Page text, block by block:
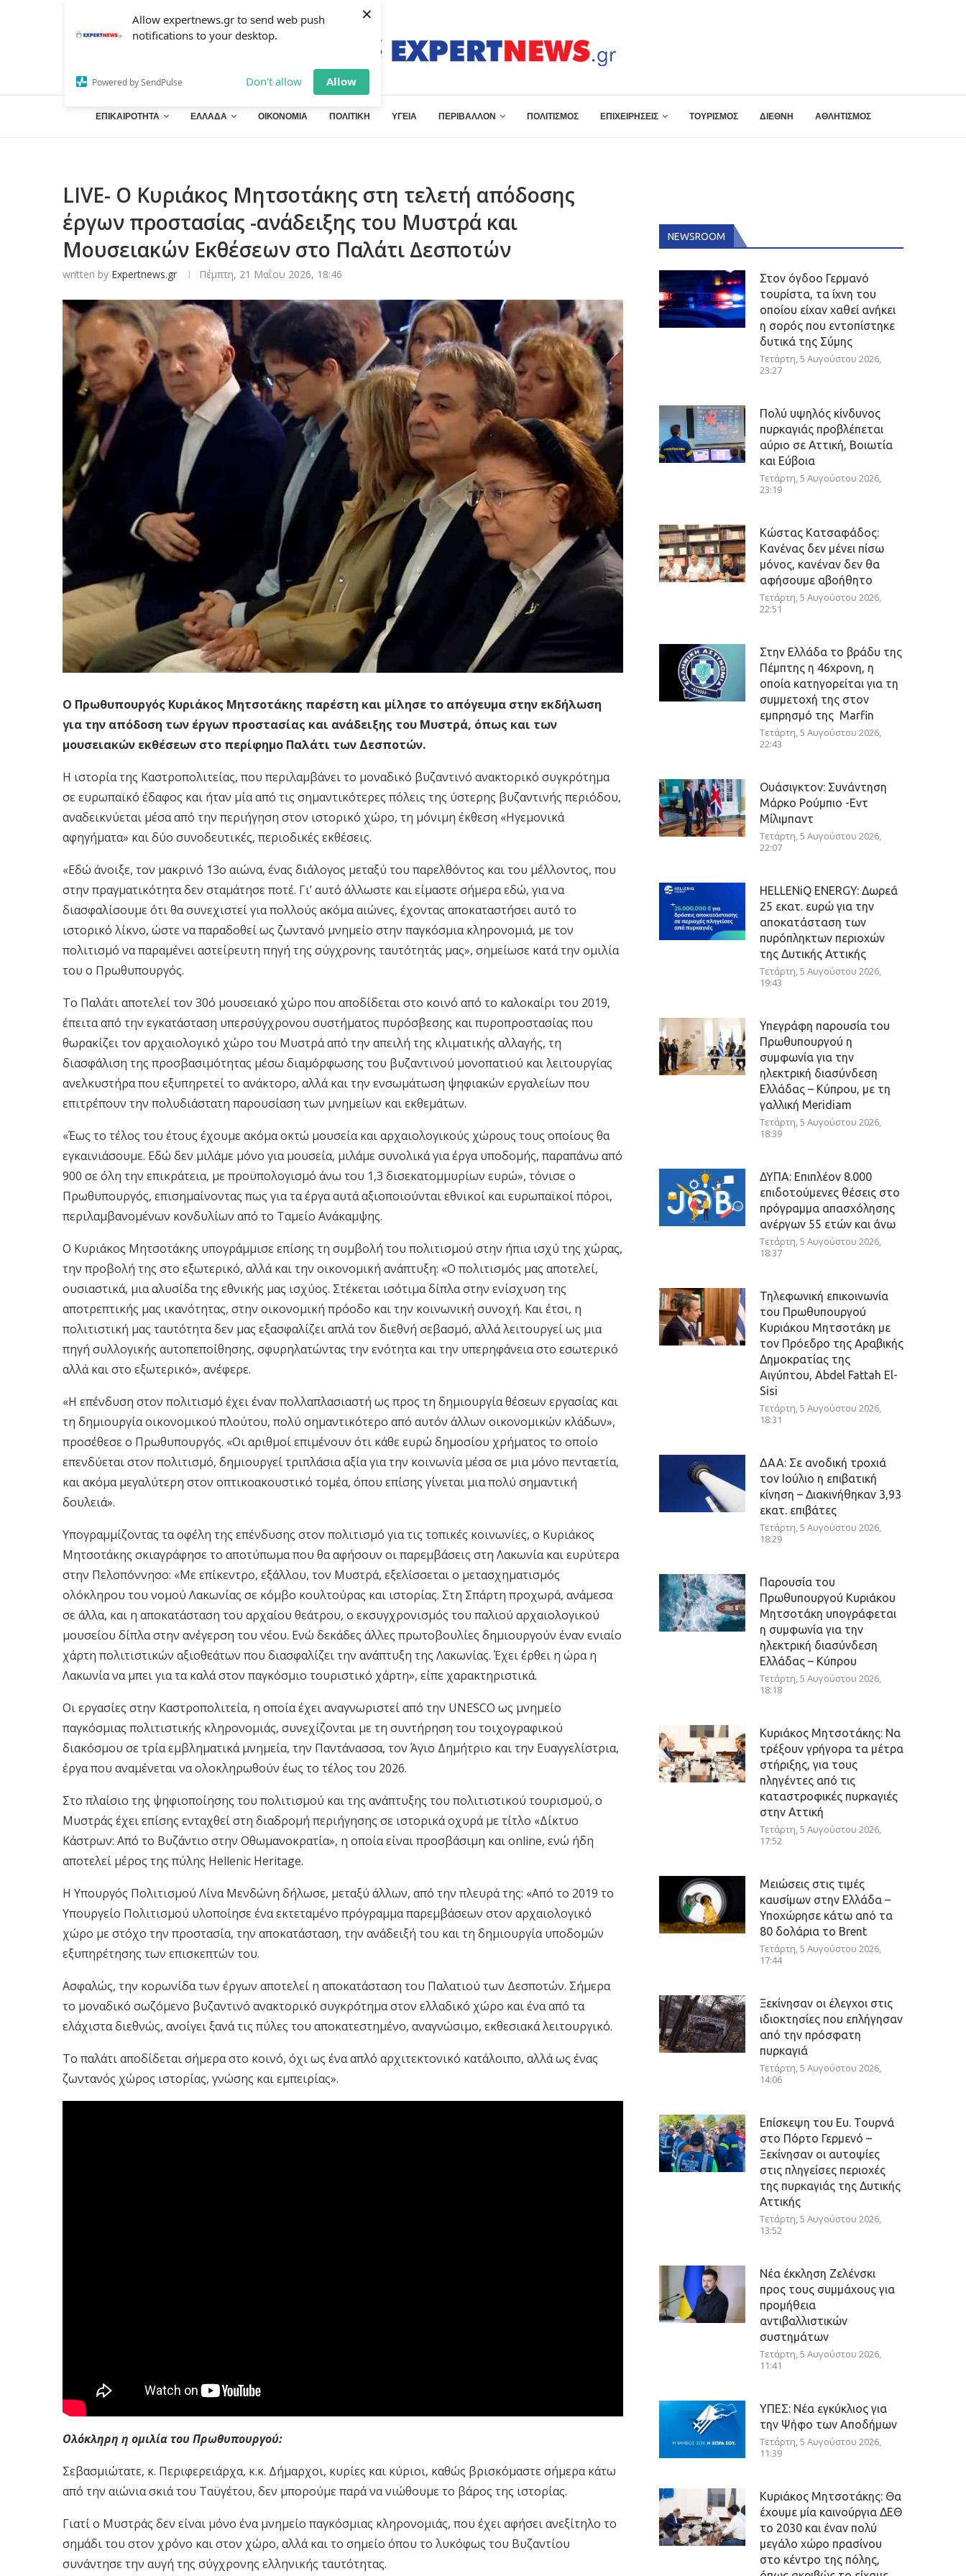
Allow expertnews.gr to send web push
notifications to your desktop.
Powered by SendPulse Don't allow Allow
×
ΕΠΙΚΑΙΡΟΤΗΤΑ ΕΛΛΑΔΑ ΟΙΚΟΝΟΜΙΑ ΠΟΛΙΤΙΚΗ ΥΓΕΙΑ ΠΕΡΙΒΑΛΛΟΝ ΠΟΛΙΤΙΣΜΟΣ ΕΠΙΧΕΙΡΗΣΕΙΣ ΤΟΥΡΙΣΜΟΣ ΔΙΕΘΝΗ ΑΘΛΗΤΙΣΜΟΣ
LIVE- Ο Κυριάκος Μητσοτάκης στη τελετή απόδοσης
έργων προστασίας -ανάδειξης του Μυστρά και
Μουσειακών Εκθέσεων στο Παλάτι Δεσποτών
written by Expertnews.gr Πέμπτη, 21 Μαΐου 2026, 18:46
Ο Πρωθυπουργός Κυριάκος Μητσοτάκης παρέστη και μίλησε το απόγευμα στην εκδήλωση
για την απόδοση των έργων προστασίας και ανάδειξης του Μυστρά, όπως και των
μουσειακών εκθέσεων στο περίφημο Παλάτι των Δεσποτών.
Η ιστορία της Καστροπολιτείας, που περιλαμβάνει το μοναδικό βυζαντινό ανακτορικό συγκρότημα
σε ευρωπαϊκό έδαφος και ήταν μία από τις σημαντικότερες πόλεις της ύστερης βυζαντινής περιόδου,
αναδεικνύεται μέσα από την περιήγηση στον ιστορικό χώρο, τη μόνιμη έκθεση «Ηγεμονικά
αφηγήματα» και δύο συνοδευτικές, περιοδικές εκθέσεις.
«Εδώ άνοιξε, τον μακρινό 13ο αιώνα, ένας διάλογος μεταξύ του παρελθόντος και του μέλλοντος, που
στην πραγματικότητα δεν σταμάτησε ποτέ. Γι’ αυτό άλλωστε και είμαστε σήμερα εδώ, για να
διασφαλίσουμε ότι θα συνεχιστεί για πολλούς ακόμα αιώνες, έχοντας αποκαταστήσει αυτό το
ιστορικό λίκνο, ώστε να παραδοθεί ως ζωντανό μνημείο στην παγκόσμια κληρονομιά, με τον
πολιτισμό να παραμένει αστείρευτη πηγή της σύγχρονης ταυτότητάς μας», σημείωσε κατά την ομιλία
του ο Πρωθυπουργός.
Το Παλάτι αποτελεί τον 30ό μουσειακό χώρο που αποδίδεται στο κοινό από το καλοκαίρι του 2019,
έπειτα από την εγκατάσταση υπερσύγχρονου συστήματος πυρόσβεσης και πυροπροστασίας που
θωρακίζει τον αρχαιολογικό χώρο του Μυστρά από την απειλή της κλιματικής αλλαγής, τη
διασφάλιση της προσβασιμότητας μέσω διαμόρφωσης του βυζαντινού μονοπατιού και λειτουργίας
ανελκυστήρα που εξυπηρετεί το ανάκτορο, αλλά και την ενσωμάτωση ψηφιακών εργαλείων που
επιτρέπουν την πολυδιάστατη παρουσίαση των μνημείων και εκθεμάτων.
«Έως το τέλος του έτους έχουμε ακόμα οκτώ μουσεία και αρχαιολογικούς χώρους τους οποίους θα
εγκαινιάσουμε. Εδώ δεν μιλάμε μόνο για μουσεία, μιλάμε συνολικά για έργα υποδομής, παραπάνω από
900 σε όλη την επικράτεια, με προϋπολογισμό άνω του 1,3 δισεκατομμυρίων ευρώ», τόνισε ο
Πρωθυπουργός, επισημαίνοντας πως για τα έργα αυτά αξιοποιούνται εθνικοί και ευρωπαϊκοί πόροι,
περιλαμβανομένων κονδυλίων από το Ταμείο Ανάκαμψης.
Ο Κυριάκος Μητσοτάκης υπογράμμισε επίσης τη συμβολή του πολιτισμού στην ήπια ισχύ της χώρας,
την προβολή της στο εξωτερικό, αλλά και την οικονομική ανάπτυξη: «Ο πολιτισμός μας αποτελεί,
ουσιαστικά, μια αλυσίδα της εθνικής μας ισχύος. Στέκεται ισότιμα δίπλα στην ενίσχυση της
αποτρεπτικής μας ικανότητας, στην οικονομική πρόοδο και την κοινωνική συνοχή. Και έτσι, η
πολιτιστική μας ταυτότητα δεν μας εξασφαλίζει απλά τον διεθνή σεβασμό, αλλά λειτουργεί ως μια
πηγή συλλογικής αυτοπεποίθησης, σφυρηλατώντας την ενότητα και την υπερηφάνεια στο εσωτερικό
αλλά και στο εξωτερικό», ανέφερε.
«Η επένδυση στον πολιτισμό έχει έναν πολλαπλασιαστή ως προς τη δημιουργία θέσεων εργασίας και
τη δημιουργία οικονομικού πλούτου, πολύ σημαντικότερο από αυτόν άλλων οικονομικών κλάδων»,
προσέθεσε ο Πρωθυπουργός. «Οι αριθμοί επιμένουν ότι κάθε ευρώ δημοσίου χρήματος το οποίο
επενδύεται στον πολιτισμό, δημιουργεί τριπλάσια αξία για την κοινωνία μέσα σε μια μόνο πενταετία,
και ακόμα μεγαλύτερη στον οπτικοακουστικό τομέα, όπου επίσης γίνεται μια πολύ σημαντική
δουλειά».
Υπογραμμίζοντας τα οφέλη της επένδυσης στον πολιτισμό για τις τοπικές κοινωνίες, ο Κυριάκος
Μητσοτάκης σκιαγράφησε το αποτύπωμα που θα αφήσουν οι παρεμβάσεις στη Λακωνία και ευρύτερα
στην Πελοπόννησο: «Με επίκεντρο, εξάλλου, τον Μυστρά, εξελίσσεται ο μετασχηματισμός
ολόκληρου του νομού Λακωνίας σε κόμβο κουλτούρας και ιστορίας. Στη Σπάρτη προχωρά, ανάμεσα
σε άλλα, και η αποκατάσταση του αρχαίου θεάτρου, ο εκσυγχρονισμός του παλιού αρχαιολογικού
μουσείου δίπλα στην ανέγερση του νέου. Ενώ δεκάδες άλλες πρωτοβουλίες δημιουργούν έναν ενιαίο
χάρτη πολιτιστικών αξιοθεάτων που διασφαλίζει την ανάπτυξη της Λακωνίας. Έχει έρθει η ώρα η
Λακωνία να μπει για τα καλά στον παγκόσμιο τουριστικό χάρτη», είπε χαρακτηριστικά.
Οι εργασίες στην Καστροπολιτεία, η οποία έχει αναγνωριστεί από την UNESCO ως μνημείο
παγκόσμιας πολιτιστικής κληρονομιάς, συνεχίζονται με τη συντήρηση του τοιχογραφικού
διακόσμου σε τρία εμβληματικά μνημεία, την Παντάνασσα, τον Άγιο Δημήτριο και την Ευαγγελίστρια,
έργα που αναμένεται να ολοκληρωθούν έως το τέλος του 2026.
Στο πλαίσιο της ψηφιοποίησης του πολιτισμού και της ανάπτυξης του πολιτιστικού τουρισμού, ο
Μυστράς έχει επίσης ενταχθεί στη διαδρομή περιήγησης σε ιστορικά οχυρά με τίτλο «Δίκτυο
Κάστρων: Από το Βυζάντιο στην Οθωμανοκρατία», η οποία είναι προσβάσιμη και online, ενώ ήδη
αποτελεί μέρος της πύλης Hellenic Heritage.
Η Υπουργός Πολιτισμού Λίνα Μενδώνη δήλωσε, μεταξύ άλλων, από την πλευρά της: «Από το 2019 το
Υπουργείο Πολιτισμού υλοποίησε ένα εκτεταμένο πρόγραμμα παρεμβάσεων στον αρχαιολογικό
χώρο με στόχο την προστασία, την αποκατάσταση, την ανάδειξή του και τη δημιουργία υποδομών
εξυπηρέτησης των επισκεπτών του.
Ασφαλώς, την κορωνίδα των έργων αποτελεί η αποκατάσταση του Παλατιού των Δεσποτών. Σήμερα
το μοναδικό σωζόμενο βυζαντινό ανακτορικό συγκρότημα στον ελλαδικό χώρο και ένα από τα
ελάχιστα διεθνώς, ανοίγει ξανά τις πύλες του αποκατεστημένο, αναγνώσιμο, εκθεσιακά λειτουργικό.
Το παλάτι αποδίδεται σήμερα στο κοινό, όχι ως ένα απλό αρχιτεκτονικό κατάλοιπο, αλλά ως ένας
ζωντανός χώρος ιστορίας, γνώσης και εμπειρίας».
Ολόκληρη η ομιλία του Πρωθυπουργού:
Σεβασμιώτατε, κ. Περιφερειάρχα, κ.κ. Δήμαρχοι, κυρίες και κύριοι, καθώς βρισκόμαστε σήμερα κάτω
από την αιώνια σκιά του Ταϋγέτου, δεν μπορούμε παρά να νιώθουμε το βάρος της ιστορίας.
Γιατί ο Μυστράς δεν είναι μόνο ένα μνημείο παγκόσμιας κληρονομιάς, που έχει αφήσει ανεξίτηλο το
σημάδι του στον χρόνο και στον χώρο, αλλά και το σημείο όπου το λυκόφως του Βυζαντίου
συνάντησε την αυγή της σύγχρονης ελληνικής ταυτότητας.
NEWSROOM
Στον όγδοο Γερμανό
τουρίστα, τα ίχνη του
οποίου είχαν χαθεί ανήκει
η σορός που εντοπίστηκε
δυτικά της Σύμης
Τετάρτη, 5 Αυγούστου 2026,
23:27
Πολύ υψηλός κίνδυνος
πυρκαγιάς προβλέπεται
αύριο σε Αττική, Βοιωτία
και Εύβοια
Τετάρτη, 5 Αυγούστου 2026,
23:19
Κώστας Κατσαφάδος:
Κανένας δεν μένει πίσω
μόνος, κανέναν δεν θα
αφήσουμε αβοήθητο
Τετάρτη, 5 Αυγούστου 2026,
22:51
Στην Ελλάδα το βράδυ της
Πέμπτης η 46χρονη, η
οποία κατηγορείται για τη
συμμετοχή της στον
εμπρησμό της Marfin
Τετάρτη, 5 Αυγούστου 2026,
22:43
Ουάσιγκτον: Συνάντηση
Μάρκο Ρούμπιο -Εντ
Μίλιμπαντ
Τετάρτη, 5 Αυγούστου 2026,
22:07
HELLENiQ ENERGY: Δωρεά
25 εκατ. ευρώ για την
αποκατάσταση των
πυρόπληκτων περιοχών
της Δυτικής Αττικής
Τετάρτη, 5 Αυγούστου 2026,
19:43
Υπεγράφη παρουσία του
Πρωθυπουργού η
συμφωνία για την
ηλεκτρική διασύνδεση
Ελλάδας – Κύπρου, με τη
γαλλική Meridiam
Τετάρτη, 5 Αυγούστου 2026,
18:39
ΔΥΠΑ: Επιπλέον 8.000
επιδοτούμενες θέσεις στο
πρόγραμμα απασχόλησης
ανέργων 55 ετών και άνω
Τετάρτη, 5 Αυγούστου 2026,
18:37
Τηλεφωνική επικοινωνία
του Πρωθυπουργού
Κυριάκου Μητσοτάκη με
τον Πρόεδρο της Αραβικής
Δημοκρατίας της
Αιγύπτου, Abdel Fattah El-
Sisi
Τετάρτη, 5 Αυγούστου 2026,
18:31
ΔΑΑ: Σε ανοδική τροχιά
τον Ιούλιο η επιβατική
κίνηση – Διακινήθηκαν 3,93
εκατ. επιβάτες
Τετάρτη, 5 Αυγούστου 2026,
18:29
Παρουσία του
Πρωθυπουργού Κυριάκου
Μητσοτάκη υπογράφεται
η συμφωνία για την
ηλεκτρική διασύνδεση
Ελλάδας – Κύπρου
Τετάρτη, 5 Αυγούστου 2026,
18:18
Κυριάκος Μητσοτάκης: Να
τρέξουν γρήγορα τα μέτρα
στήριξης, για τους
πληγέντες από τις
καταστροφικές πυρκαγιές
στην Αττική
Τετάρτη, 5 Αυγούστου 2026,
17:52
Μειώσεις στις τιμές
καυσίμων στην Ελλάδα –
Υποχώρησε κάτω από τα
80 δολάρια το Brent
Τετάρτη, 5 Αυγούστου 2026,
17:44
Ξεκίνησαν οι έλεγχοι στις
ιδιοκτησίες που επλήγησαν
από την πρόσφατη
πυρκαγιά
Τετάρτη, 5 Αυγούστου 2026,
14:06
Επίσκεψη του Ευ. Τουρνά
στο Πόρτο Γερμενό –
Ξεκίνησαν οι αυτοψίες
στις πληγείσες περιοχές
της πυρκαγιάς της Δυτικής
Αττικής
Τετάρτη, 5 Αυγούστου 2026,
13:52
Νέα έκκληση Ζελένσκι
προς τους συμμάχους για
προμήθεια
αντιβαλλιστικών
συστημάτων
Τετάρτη, 5 Αυγούστου 2026,
11:41
ΥΠΕΣ: Νέα εγκύκλιος για
την Ψήφο των Αποδήμων
Τετάρτη, 5 Αυγούστου 2026,
11:39
Κυριάκος Μητσοτάκης: Θα
έχουμε μία καινούργια ΔΕΘ
το 2030 και έναν πολύ
μεγάλο χώρο πρασίνου
στο κέντρο της πόλης,